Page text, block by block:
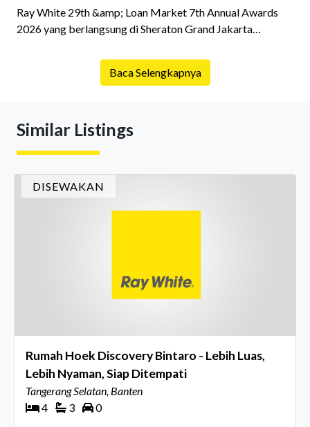
Ray White 29th &amp; Loan Market 7th Annual Awards
2026 yang berlangsung di Sheraton Grand Jakarta
istimewa bagi para pelaku industri properti dan keuangan.
Lebih dari 400 marketing executives dan principals
menghidupkan suasana, acara ini dihadiri oleh Country
Baca Selengkapnya
Similar Listings
DISEWAKAN
Rumah Hoek Discovery Bintaro - Lebih Luas,
Lebih Nyaman, Siap Ditempati
Tangerang Selatan, Banten
4
3 0